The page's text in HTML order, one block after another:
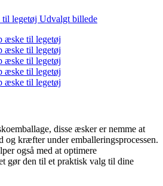
disse æsker er nemme at
og kræfter under emballeringsprocessen.
også med at optimere
gør den til et praktisk valg til dine